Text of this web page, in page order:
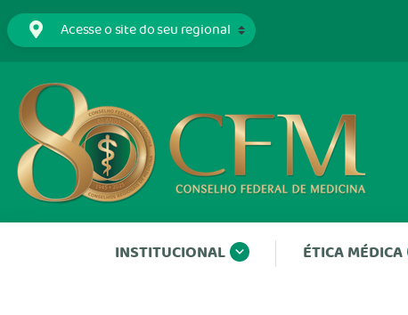
INSTITUCIONAL ÉTICA MÉDICA